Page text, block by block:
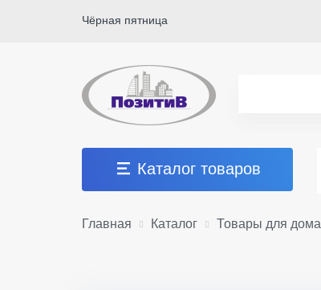
Чёрная пятница
Каталог товаров
Главная Каталог Товары для дома